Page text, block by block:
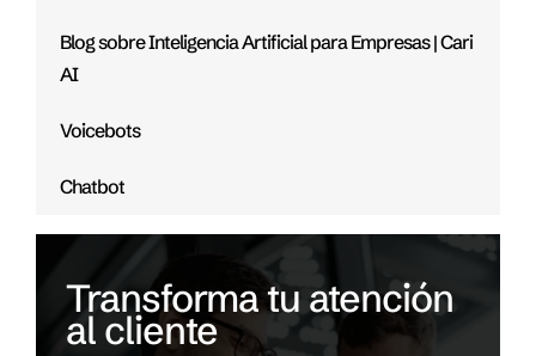
Blog sobre Inteligencia Artificial para Empresas | Cari
AI
Voicebots
Chatbot
Transforma tu atención
al cliente